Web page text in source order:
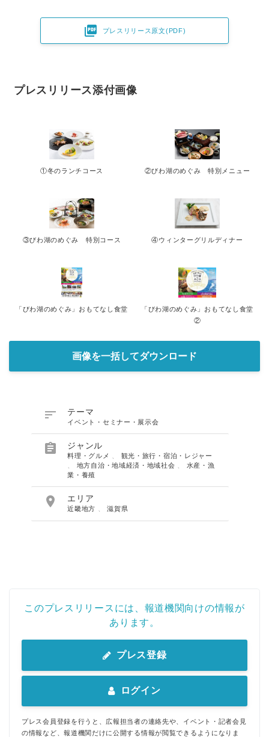
 プレスリリース原文(PDF)
プレスリリース添付画像
①冬のランチコース ②びわ湖のめぐみ 特別メニュー
③びわ湖のめぐみ 特別コース ④ウィンターグリルディナー
「びわ湖のめぐみ」おもてなし食堂
「びわ湖のめぐみ」おもてなし食堂
②
画像を一括してダウンロード
 テーマ
イベント・セミナー・展示会
 ジャンル
料理・グルメ 、 観光・旅行・宿泊・レジャー
、 地方自治・地域経済・地域社会 、 水産・漁
業・養殖
 エリア
近畿地方 、滋賀県
このプレスリリースには、報道機関向けの情報が
あります。
プレス登録
ログイン
プレス会員登録を行うと、広報担当者の連絡先や、イベント・記者会見
の情報など、報道機関だけに公開する情報が閲覧できるようになりま